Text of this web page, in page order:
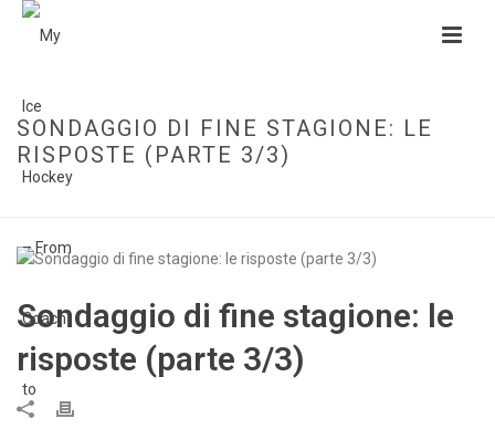
SONDAGGIO DI FINE STAGIONE: LE
RISPOSTE (PARTE 3/3)
Sondaggio di fine stagione: le
risposte (parte 3/3)